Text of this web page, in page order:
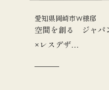
愛知県岡崎市W様邸
空間を創る ジャパ
×レスデザ…